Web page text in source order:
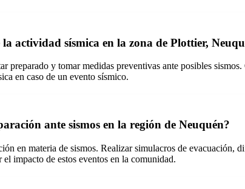
actividad sísmica en la zona de Plottier,
preparado y tomar medidas preventivas ante posibles
en caso de un evento sísmico.
ante sismos en la región de Neuquén?
en materia de sismos. Realizar simulacros de
impacto de estos eventos en la comunidad.